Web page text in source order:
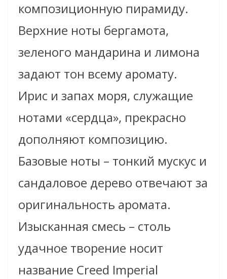
композиционную пирамиду.
Верхние ноты бергамота,
зеленого мандарина и лимона
задают тон всему аромату.
Ирис и запах моря, служащие
нотами «сердца», прекрасно
дополняют композицию.
Базовые ноты – тонкий мускус и
сандаловое дерево отвечают за
оригинальность аромата.
Изысканная смесь – столь
удачное творение носит
название Creed Imperial